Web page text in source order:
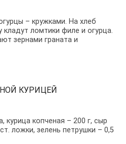
– кружками. На хлеб
ломтики филе и огурца.
зернами граната и
КУРИЦЕЙ
курица копченая – 200 г, сыр
ложки, зелень петрушки – 0,5